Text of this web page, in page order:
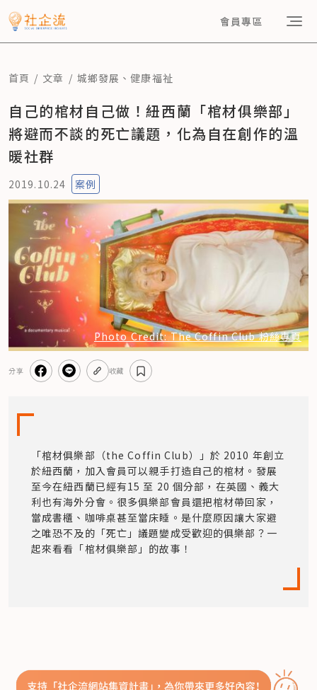
會員專區
首頁 文章 城鄉發展 、健康福祉
自己的棺材自己做！紐西蘭「棺材俱樂部」
將避而不談的死亡議題，化為自在創作的溫
暖社群
2019.10.24 案例
Photo Credit: The Coffin Club 粉絲專頁
分享 收藏
「棺材俱樂部（the Coffin Club）」於 2010 年創立
於紐西蘭，加入會員可以親手打造自己的棺材。發展
至今在紐西蘭已經有15 至 20 個分部，在英國、義大
利也有海外分會。很多俱樂部會員還把棺材帶回家，
當成書櫃、咖啡桌甚至當床睡。是什麼原因讓大家避
之唯恐不及的「死亡」議題變成受歡迎的俱樂部？一
起來看看「棺材俱樂部」的故事！